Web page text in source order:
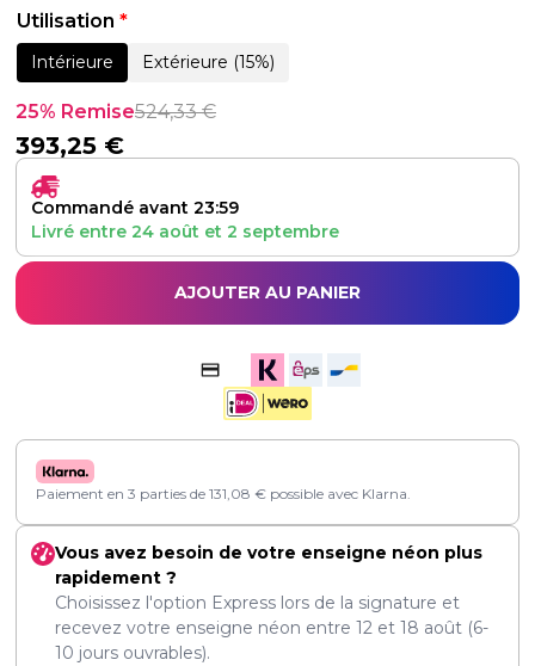
Utilisation *
Intérieure Extérieure (15%)
25% Remise524,33€
393,25 €
Commandé avant 23:59
Livré entre 24 août et 2 septembre
AJOUTER AU PANIER
Paiement en 3 parties de 131,08 € possible avec Klarna.
Vous avez besoin de votre enseigne néon plus
rapidement ?
Choisissez l'option Express lors de la signature et
recevez votre enseigne néon entre 12 et 18 août (6-
10 jours ouvrables).